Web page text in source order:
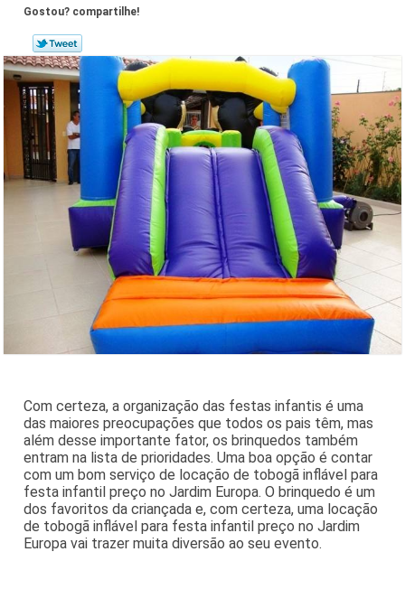
Gostou? compartilhe!
Com certeza, a organização das festas infantis é uma
das maiores preocupações que todos os pais têm, mas
além desse importante fator, os brinquedos também
entram na lista de prioridades. Uma boa opção é contar
com um bom serviço de locação de tobogã inflável para
festa infantil preço no Jardim Europa. O brinquedo é um
dos favoritos da criançada e, com certeza, uma locação
de tobogã inflável para festa infantil preço no Jardim
Europa vai trazer muita diversão ao seu evento.